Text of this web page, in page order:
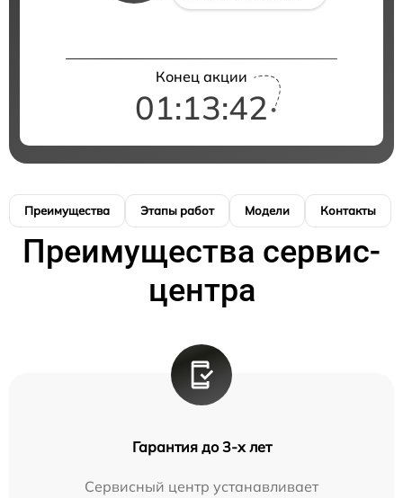
Конец акции
01:13:42
Преимущества Этапы работ Модели Контакты
Преимущества сервис-
центра
Гарантия до 3-х лет
Сервисный центр устанавливает